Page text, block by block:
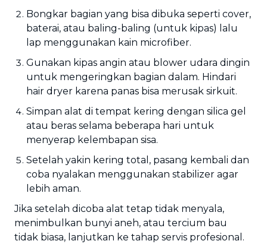
Bongkar bagian yang bisa dibuka seperti cover,
baterai, atau baling-baling (untuk kipas) lalu
lap menggunakan kain microfiber.
Gunakan kipas angin atau blower udara dingin
untuk mengeringkan bagian dalam. Hindari
hair dryer karena panas bisa merusak sirkuit.
Simpan alat di tempat kering dengan silica gel
atau beras selama beberapa hari untuk
menyerap kelembapan sisa.
Setelah yakin kering total, pasang kembali dan
coba nyalakan menggunakan stabilizer agar
lebih aman.
Jika setelah dicoba alat tetap tidak menyala,
menimbulkan bunyi aneh, atau tercium bau
tidak biasa, lanjutkan ke tahap servis profesional.